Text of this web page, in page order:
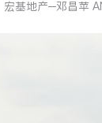
宏基地产─邓昌苹